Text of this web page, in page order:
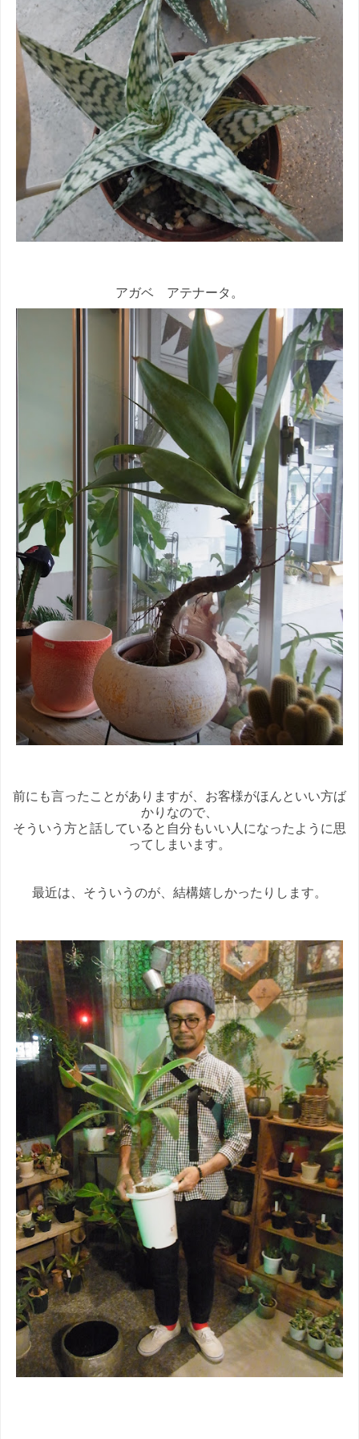
アガベ アテナータ。
前にも言ったことがありますが、お客様がほんといい方ば
かりなので、
そういう方と話していると自分もいい人になったように思
ってしまいます。
最近は、そういうのが、結構嬉しかったりします。